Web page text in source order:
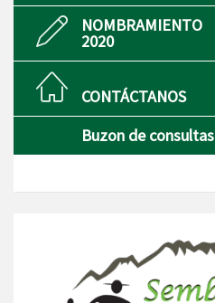
NOMBRAMIENTO
2020
CONTÁCTANOS
Buzon de consultas